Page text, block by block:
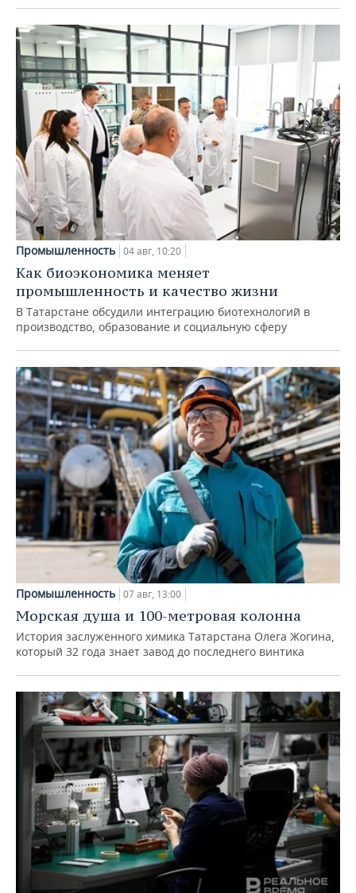
Промышленность 04 авг, 10:20
Как биоэкономика меняет
промышленность и качество жизни
В Татарстане обсудили интеграцию биотехнологий в
производство, образование и социальную сферу
Промышленность 07 авг, 13:00
Морская душа и 100-метровая колонна
История заслуженного химика Татарстана Олега Жогина,
который 32 года знает завод до последнего винтика